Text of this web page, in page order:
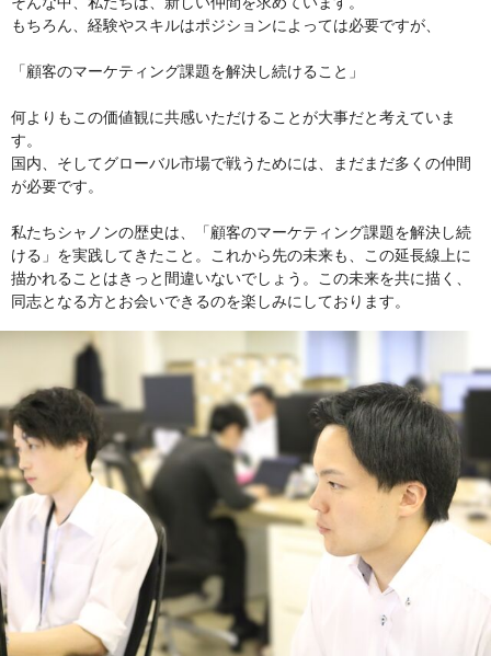
もちろん、経験やスキルはポジションによっては必要ですが、
「顧客のマーケティング課題を解決し続けること」
何よりもこの価値観に共感いただけることが大事だと考えていま
す。
国内、そしてグローバル市場で戦うためには、まだまだ多くの仲間
が必要です。
私たちシャノンの歴史は、「顧客のマーケティング課題を解決し続
ける」を実践してきたこと。これから先の未来も、この延長線上に
描かれることはきっと間違いないでしょう。この未来を共に描く、
同志となる方とお会いできるのを楽しみにしております。